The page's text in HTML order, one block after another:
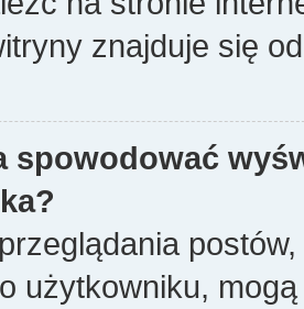
znajduje się
spowodować
użytkowniku,